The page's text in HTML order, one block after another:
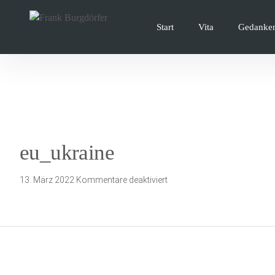
überspringen
Start Vita
eu_ukraine
13. März 2022 Kommentare deaktiviertfür